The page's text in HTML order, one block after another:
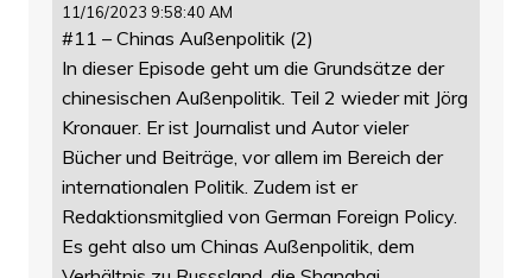
11/16/2023 9:58:40 AM
#11 – Chinas Außenpolitik (2)
In dieser Episode geht um die Grundsätze der
chinesischen Außenpolitik. Teil 2 wieder mit Jörg
Kronauer. Er ist Journalist und Autor vieler
Bücher und Beiträge, vor allem im Bereich der
internationalen Politik. Zudem ist er
Redaktionsmitglied von German Foreign Policy.
Es geht also um Chinas Außenpolitik, dem